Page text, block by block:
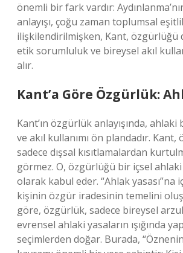
önemli bir fark vardır:
anlayışı, çoğu zaman toplumsal
ilişkilendirilmişken, Kant, özgürlüğü
etik sorumluluk ve bireysel akıl
alır.
Kant’a Göre Özgürlük:
Kant’ın özgürlük anlayışında,
ve akıl kullanımı ön plandadır.
sadece dışsal kısıtlamalardan
görmez. O, özgürlüğü bir içsel
olarak kabul eder. “Ahlak yasası”na
kişinin özgür iradesinin temelini
göre, özgürlük, sadece bireysel
evrensel ahlaki yasaların ışığında
seçimlerden doğar. Burada,